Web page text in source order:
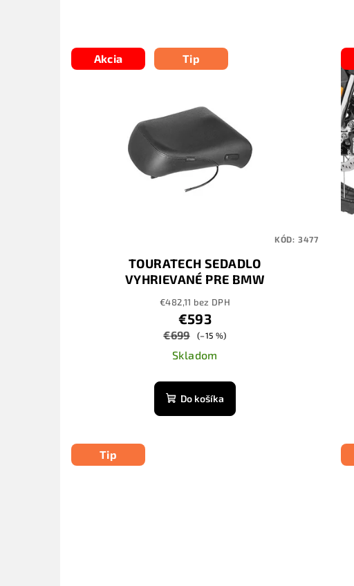
Akcia Tip
TOURATECH SEDADLO
VYHRIEVANÉ PRE BMW
R1200GS ADVENTURE UP TO
2013
€482,11 bez DPH
€593
€699 (–15 %)
Skladom
Do košíka
KÓD: 3477
Tip